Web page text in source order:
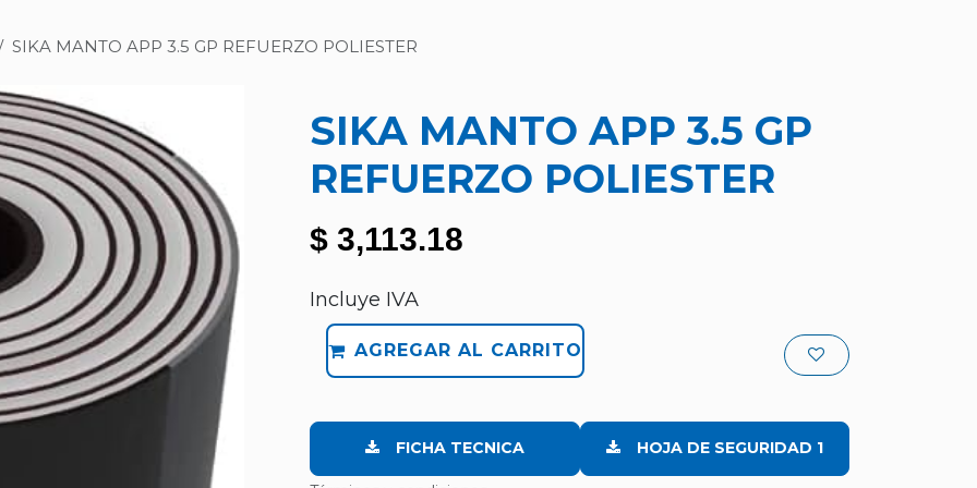
SIKA MANTO APP 3.5 GP REFUERZO POLIESTER
SIKA MANTO APP 3.5 GP
REFUERZO POLIESTER
$ 3,113.18
Incluye IVA
AGREGAR AL CARRITO
FICHA TECNICA HOJA DE SEGURIDAD 1